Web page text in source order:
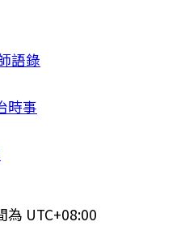
語錄
時事
為 UTC+08:00